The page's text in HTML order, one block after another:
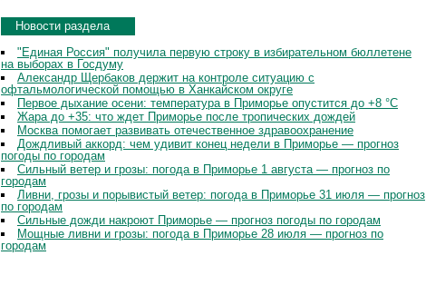
Новости раздела
"Единая Россия" получила первую строку в избирательном бюллетене
на выборах в Госдуму
Александр Щербаков держит на контроле ситуацию с
офтальмологической помощью в Ханкайском округе
Первое дыхание осени: температура в Приморье опустится до +8 °C
Жара до +35: что ждет Приморье после тропических дождей
Москва помогает развивать отечественное здравоохранение
Дождливый аккорд: чем удивит конец недели в Приморье — прогноз
погоды по городам
Сильный ветер и грозы: погода в Приморье 1 августа — прогноз по
городам
Ливни, грозы и порывистый ветер: погода в Приморье 31 июля — прогноз
по городам
Сильные дожди накроют Приморье — прогноз погоды по городам
Мощные ливни и грозы: погода в Приморье 28 июля — прогноз по
городам